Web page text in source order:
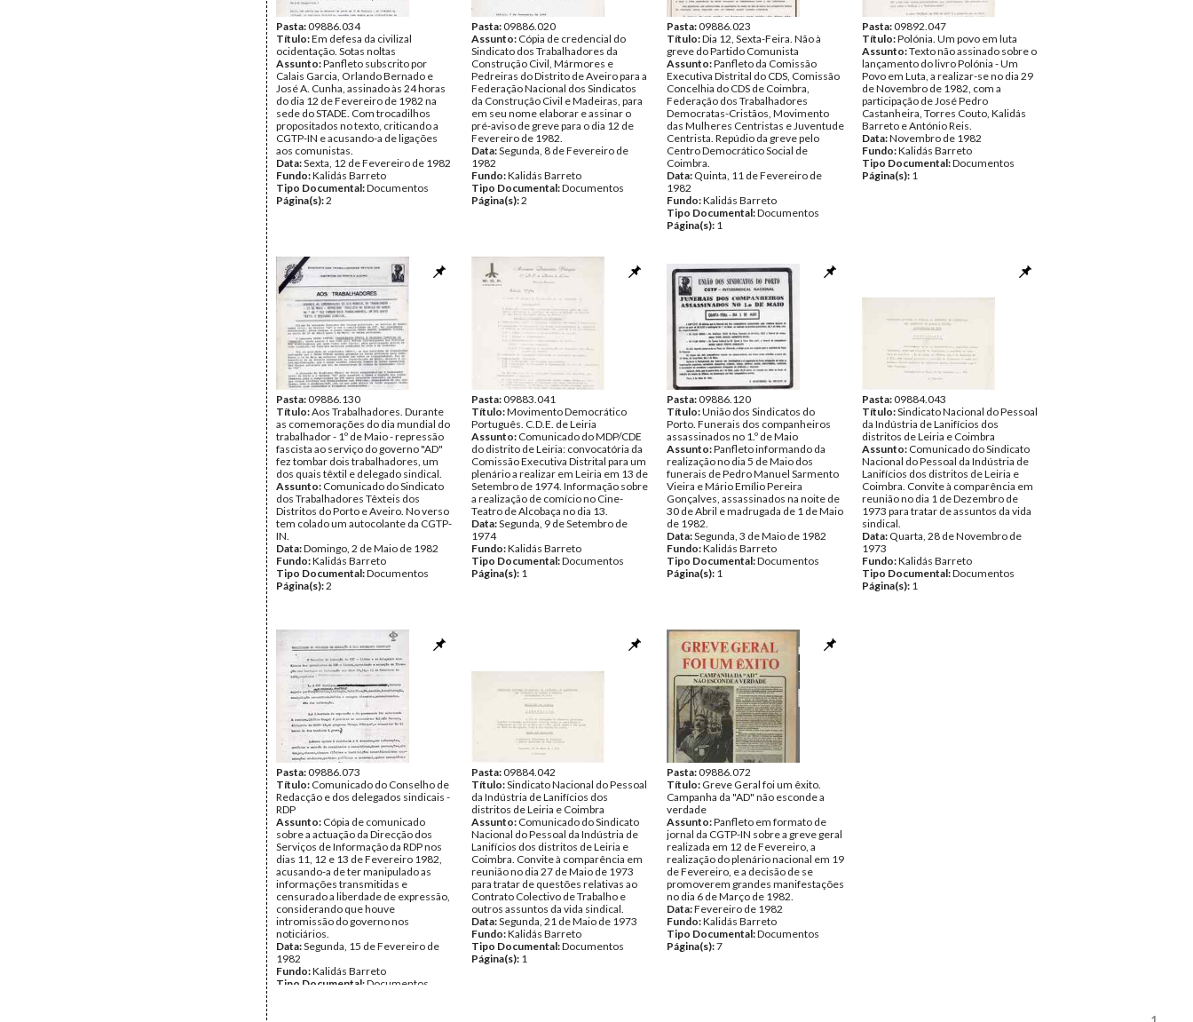
Pasta:09886.034
Título:Em defesa da civilizal
ocidentação. Sotas noltas
Assunto:Panfleto subscrito por
Calais Garcia, Orlando Bernado e
José A. Cunha, assinado às 24 horas
do dia 12 de Fevereiro de 1982 na
sede do STADE. Com trocadilhos
propositados no texto, criticando a
CGTP-IN e acusando-a de ligações
aos comunistas.
Data:Sexta, 12 de Fevereiro de 1982
Fundo:Kalidás Barreto
Tipo Documental:Documentos
Página(s):2
Pasta:09886.020
Assunto: Cópia de credencial do
Sindicato dos Trabalhadores da
Construção Civil, Mármores e
Pedreiras do Distrito de Aveiro para a
Federação Nacional dos Sindicatos
da Construção Civil e Madeiras, para
em seu nome elaborar e assinar o
pré-aviso de greve para o dia 12 de
Fevereiro de 1982.
Data:Segunda, 8 de Fevereiro de
1982
Fundo:Kalidás Barreto
Tipo Documental:Documentos
Página(s):2
Pasta:09886.023
Título:Dia 12, Sexta-Feira. Não à
greve do Partido Comunista
Assunto:Panfleto da Comissão
Executiva Distrital do CDS, Comissão
Concelhia do CDS de Coimbra,
Federação dos Trabalhadores
Democratas-Cristãos, Movimento
das Mulheres Centristas e Juventude
Centrista. Repúdio da greve pelo
Centro Democrático Social de
Coimbra.
Data: Quinta, 11 de Fevereiro de
1982
Fundo:Kalidás Barreto
Tipo Documental:Documentos
Página(s): 1
Pasta:09892.047
Título:Polónia. Um povo em luta
Assunto:Texto não assinado sobre o
lançamento do livro Polónia - Um
Povo em Luta, a realizar-se no dia 29
de Novembro de 1982, com a
participação de José Pedro
Castanheira, Torres Couto, Kalidás
Barreto e António Reis.
Data:Novembro de 1982
Fundo:Kalidás Barreto
Tipo Documental:Documentos
Página(s): 1
Pasta:09886.130
Título:Aos Trabalhadores. Durante
as comemorações do dia mundial do
trabalhador - 1º de Maio - repressão
fascista ao serviço do governo "AD"
fez tombar dois trabalhadores, um
dos quais têxtil e delegado sindical.
Assunto: Comunicado do Sindicato
dos Trabalhadores Têxteis dos
Distritos do Porto e Aveiro. No verso
tem colado um autocolante da CGTP-
IN.
Data:Domingo, 2 de Maio de 1982
Fundo:Kalidás Barreto
Tipo Documental:Documentos
Página(s):2
Pasta:09883.041
Título:Movimento Democrático
Português. C.D.E. de Leiria
Assunto: Comunicado do MDP/CDE
do distrito de Leiria: convocatória da
Comissão Executiva Distrital para um
plenário a realizar em Leiria em 13 de
Setembro de 1974. Informação sobre
a realização de comício no Cine-
Teatro de Alcobaça no dia 13.
Data:Segunda, 9 de Setembro de
1974
Fundo:Kalidás Barreto
Tipo Documental:Documentos
Página(s): 1
Pasta:09886.120
Título:União dos Sindicatos do
Porto. Funerais dos companheiros
assassinados no 1.º de Maio
Assunto:Panfleto informando da
realização no dia 5 de Maio dos
funerais de Pedro Manuel Sarmento
Vieira e Mário Emílio Pereira
Gonçalves, assassinados na noite de
30 de Abril e madrugada de 1 de Maio
de 1982.
Data:Segunda, 3 de Maio de 1982
Fundo:Kalidás Barreto
Tipo Documental:Documentos
Página(s): 1
Pasta:09884.043
Título:Sindicato Nacional do Pessoal
da Indústria de Lanifícios dos
distritos de Leiria e Coimbra
Assunto: Comunicado do Sindicato
Nacional do Pessoal da Indústria de
Lanifícios dos distritos de Leiria e
Coimbra. Convite à comparência em
reunião no dia 1 de Dezembro de
1973 para tratar de assuntos da vida
sindical.
Data: Quarta, 28 de Novembro de
1973
Fundo:Kalidás Barreto
Tipo Documental:Documentos
Página(s): 1
Pasta:09886.073
Título: Comunicado do Conselho de
Redacção e dos delegados sindicais -
RDP
Assunto: Cópia de comunicado
sobre a actuação da Direcção dos
Serviços de Informação da RDP nos
dias 11, 12 e 13 de Fevereiro 1982,
acusando-a de ter manipulado as
informações transmitidas e
censurado a liberdade de expressão,
considerando que houve
intromissão do governo nos
noticiários.
Data:Segunda, 15 de Fevereiro de
1982
Fundo:Kalidás Barreto
Tipo Documental:Documentos
Pasta:09884.042
Título:Sindicato Nacional do Pessoal
da Indústria de Lanifícios dos
distritos de Leiria e Coimbra
Assunto: Comunicado do Sindicato
Nacional do Pessoal da Indústria de
Lanifícios dos distritos de Leiria e
Coimbra. Convite à comparência em
reunião no dia 27 de Maio de 1973
para tratar de questões relativas ao
Contrato Colectivo de Trabalho e
outros assuntos da vida sindical.
Data:Segunda, 21 de Maio de 1973
Fundo:Kalidás Barreto
Tipo Documental:Documentos
Página(s): 1
Pasta:09886.072
Título: Greve Geral foi um êxito.
Campanha da "AD" não esconde a
verdade
Assunto:Panfleto em formato de
jornal da CGTP-IN sobre a greve geral
realizada em 12 de Fevereiro, a
realização do plenário nacional em 19
de Fevereiro, e a decisão de se
promoverem grandes manifestações
no dia 6 de Março de 1982.
Data:Fevereiro de 1982
Fundo:Kalidás Barreto
Tipo Documental:Documentos
Página(s):7